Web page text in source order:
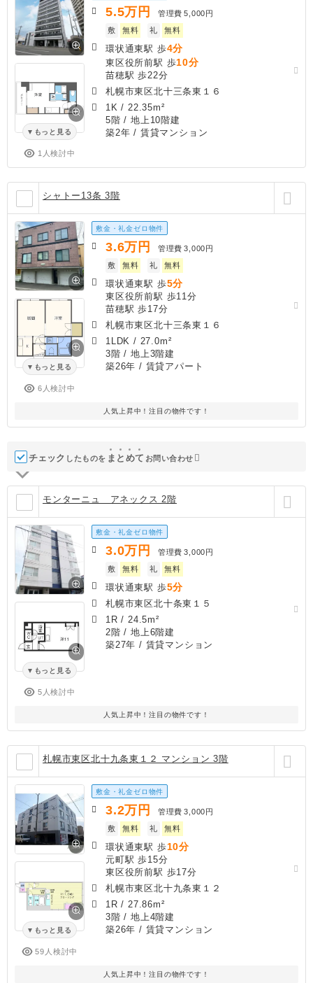
もっと見る
1人検討中
5.5万円 管理費 5,000円
敷
無料 礼 無料
環状通東駅 歩4分
東区役所前駅 歩10分
苗穂駅 歩22分
札幌市東区北十三条東１６
1K / 22.35m²
5階 / 地上10階建
築2年 / 賃貸マンション
シャトー13条 3階
もっと見る
6人検討中
敷金・礼金ゼロ物件
3.6万円 管理費 3,000円
敷
無料 礼 無料
環状通東駅 歩5分
東区役所前駅 歩11分
苗穂駅 歩17分
札幌市東区北十三条東１６
1LDK / 27.0m²
3階 / 地上3階建
築26年 / 賃貸アパート
人気上昇中！注目の物件です！
チェック したものを ま と めて お問い合わせ
モンターニュ アネックス 2階
もっと見る
5人検討中
敷金・礼金ゼロ物件
3.0万円 管理費 3,000円
敷
無料 礼 無料
環状通東駅 歩5分
札幌市東区北十条東１５
1R / 24.5m²
2階 / 地上6階建
築27年 / 賃貸マンション
人気上昇中！注目の物件です！
札幌市東区北十九条東１２ マンション 3階
もっと見る
59人検討中
敷金・礼金ゼロ物件
3.2万円 管理費 3,000円
敷
無料 礼 無料
環状通東駅 歩10分
元町駅 歩15分
東区役所前駅 歩17分
札幌市東区北十九条東１２
1R / 27.86m²
3階 / 地上4階建
築26年 / 賃貸マンション
人気上昇中！注目の物件です！